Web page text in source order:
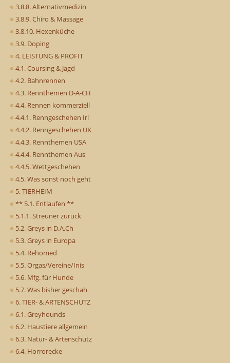
3.8.8. Alternativmedizin
3.8.9. Chiro & Massage
3.8.10. Hexenküche
3.9. Doping
4. LEISTUNG & PROFIT
4.1. Coursing & Jagd
4.2. Bahnrennen
4.3. Rennthemen D-A-CH
4.4. Rennen kommerziell
4.4.1. Renngeschehen Irl
4.4.2. Renngeschehen UK
4.4.3. Rennthemen USA
4.4.4. Rennthemen Aus
4.4.5. Wettgeschehen
4.5. Was sonst noch geht
5. TIERHEIM
** 5.1. Entlaufen **
5.1.1. Streuner zurück
5.2. Greys in D,A,Ch
5.3. Greys in Europa
5.4. Rehomed
5.5. Orgas/Vereine/Inis
5.6. Mfg. für Hunde
5.7. Was bisher geschah
6. TIER- & ARTENSCHUTZ
6.1. Greyhounds
6.2. Haustiere allgemein
6.3. Natur- & Artenschutz
6.4. Horrorecke